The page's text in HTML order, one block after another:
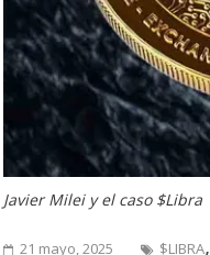
Javier Milei y el caso $Libra
21 mayo, 2025 $LIBRA,